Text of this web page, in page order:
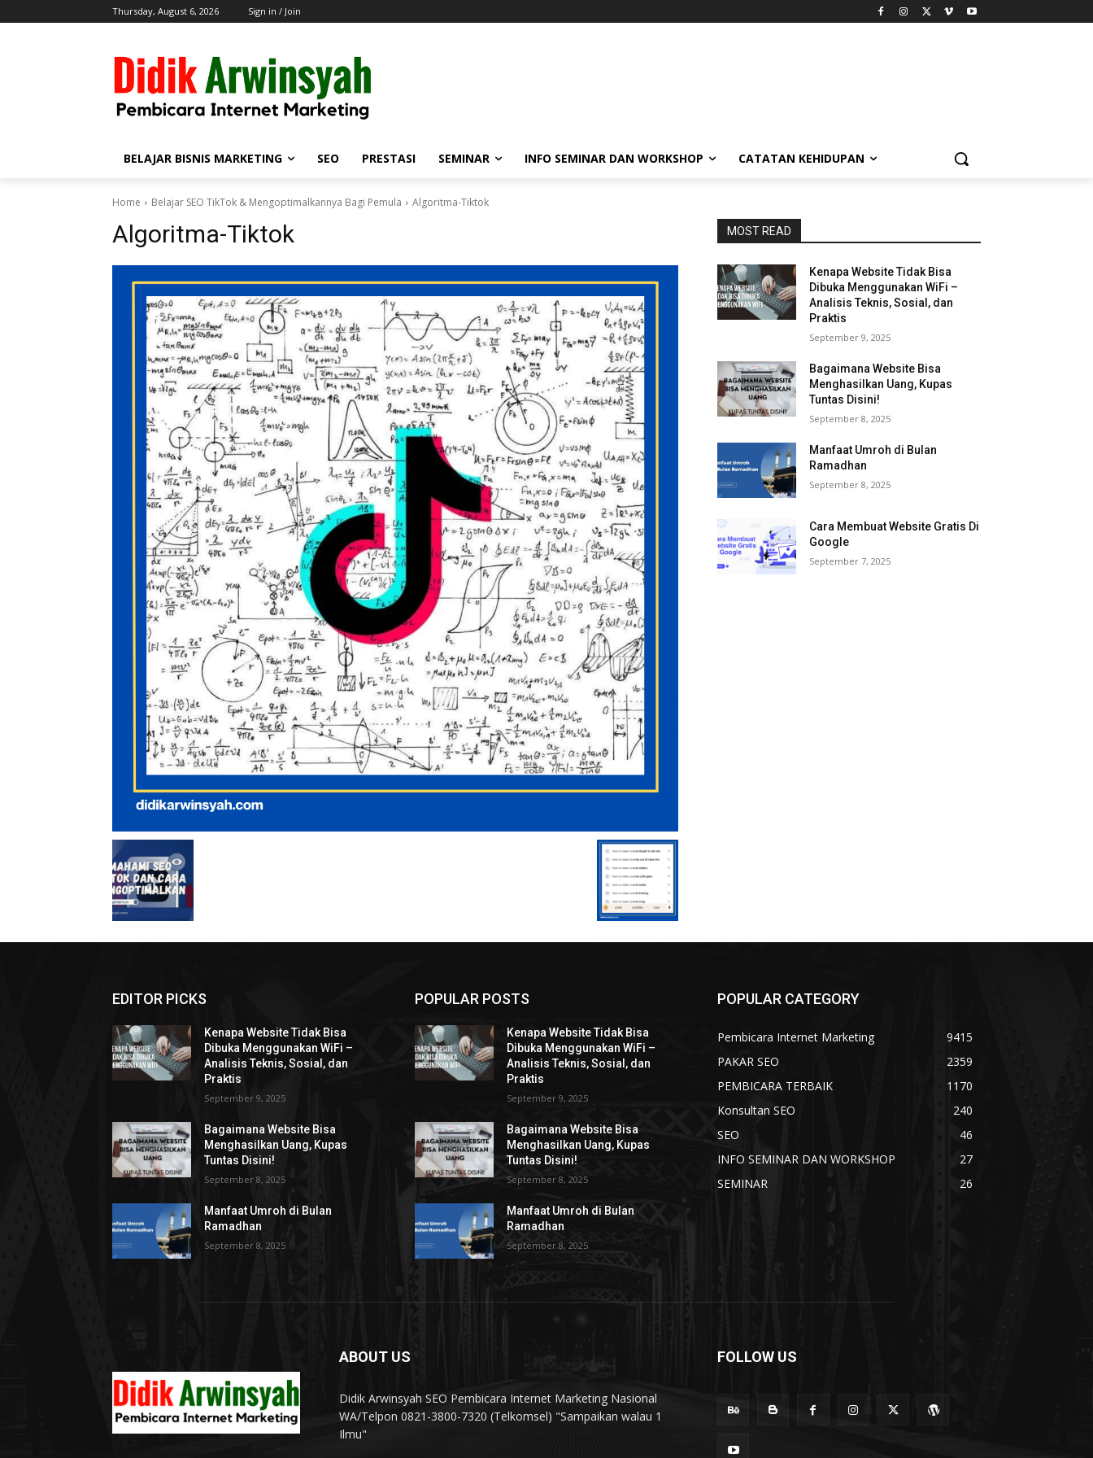
Thursday, August 6, 2026 Sign in / Join
BELAJAR BISNIS MARKETING SEO PRESTASI SEMINAR INFO SEMINAR DAN WORKSHOP CATATAN KEHIDUPAN
Home Belajar SEO TikTok & Mengoptimalkannya Bagi Pemula Algoritma-Tiktok
Algoritma-Tiktok MOST READ
Kenapa Website Tidak Bisa
Dibuka Menggunakan WiFi –
Analisis Teknis, Sosial, dan
Praktis
September 9, 2025
Bagaimana Website Bisa
Menghasilkan Uang, Kupas
Tuntas Disini!
September 8, 2025
Manfaat Umroh di Bulan
Ramadhan
September 8, 2025
Cara Membuat Website Gratis Di
Google
September 7, 2025
EDITOR PICKS
Kenapa Website Tidak Bisa
Dibuka Menggunakan WiFi –
Analisis Teknis, Sosial, dan
Praktis
September 9, 2025
Bagaimana Website Bisa
Menghasilkan Uang, Kupas
Tuntas Disini!
September 8, 2025
Manfaat Umroh di Bulan
Ramadhan
September 8, 2025
POPULAR POSTS
Kenapa Website Tidak Bisa
Dibuka Menggunakan WiFi –
Analisis Teknis, Sosial, dan
Praktis
September 9, 2025
Bagaimana Website Bisa
Menghasilkan Uang, Kupas
Tuntas Disini!
September 8, 2025
Manfaat Umroh di Bulan
Ramadhan
September 8, 2025
POPULAR CATEGORY
Pembicara Internet Marketing
9415
PAKAR SEO
2359
PEMBICARA TERBAIK
1170
Konsultan SEO
240
SEO
46
INFO SEMINAR DAN WORKSHOP
27
SEMINAR
26
ABOUT US
Didik Arwinsyah SEO Pembicara Internet Marketing Nasional
WA/Telpon 0821-3800-7320 (Telkomsel) "Sampaikan walau 1
Ilmu"
FOLLOW US